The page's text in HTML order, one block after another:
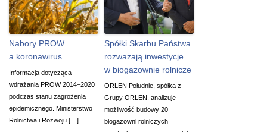
Nabory PROW
a koronawirus
Informacja dotycząca
wdrażania PROW 2014–2020
podczas stanu zagrożenia
epidemicznego. Ministerstwo
Rolnictwa i Rozwoju […]
Spółki Skarbu Państwa
rozważają inwestycje
w biogazownie rolnicze
ORLEN Południe, spółka z
Grupy ORLEN, analizuje
możliwość budowy 20
biogazowni rolniczych